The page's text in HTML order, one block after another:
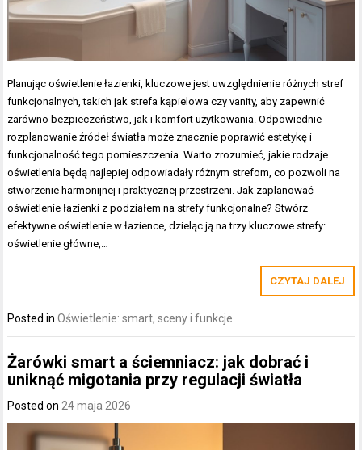
Planując oświetlenie łazienki, kluczowe jest uwzględnienie różnych stref
funkcjonalnych, takich jak strefa kąpielowa czy vanity, aby zapewnić
zarówno bezpieczeństwo, jak i komfort użytkowania. Odpowiednie
rozplanowanie źródeł światła może znacznie poprawić estetykę i
funkcjonalność tego pomieszczenia. Warto zrozumieć, jakie rodzaje
oświetlenia będą najlepiej odpowiadały różnym strefom, co pozwoli na
stworzenie harmonijnej i praktycznej przestrzeni. Jak zaplanować
oświetlenie łazienki z podziałem na strefy funkcjonalne? Stwórz
efektywne oświetlenie w łazience, dzieląc ją na trzy kluczowe strefy:
oświetlenie główne,…
CZYTAJ DALEJ
Posted inOświetlenie: smart, sceny i funkcje
Żarówki smart a ściemniacz: jak dobrać i
uniknąć migotania przy regulacji światła
Posted on 24 maja 2026